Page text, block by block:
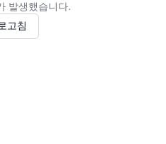
발생했습니다.
고침